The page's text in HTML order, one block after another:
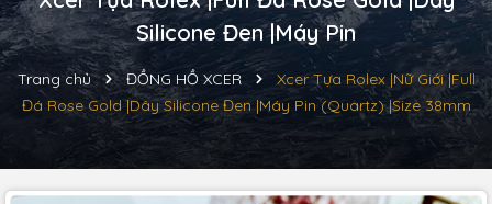
Silicone Đen |Máy Pin
Trang chủ ĐỒNG HỒ XCER
Xcer Tựa Rolex |Nữ Giới |Full
Đá Rose Gold |Dây Silicone Đen |Máy Pin (Quartz) |Size 38mm